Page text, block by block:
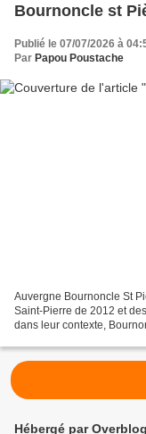
Bournoncle st
Publié le 07/07/2026 à
Par Papou Poustache
Auvergne Bournoncle St
Saint-Pierre de 2012 et
dans leur contexte,
Hébergé par Overblog